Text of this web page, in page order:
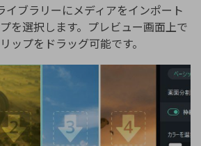
イブラリーにメディアをインポート
を選択します。プレビュー画面上で
ップをドラッグ可能です。